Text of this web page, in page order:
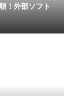
！外部ソフト